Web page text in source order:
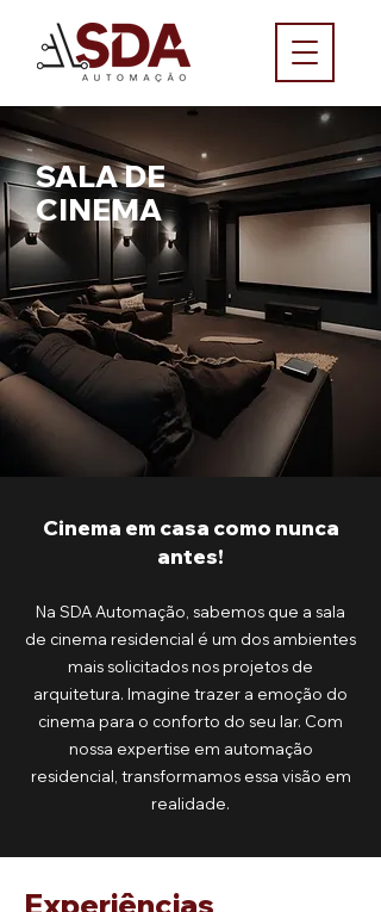
SALA DE
CINEMA
Cinema em casa como nunca
antes!
Na SDA Automação, sabemos que a sala
de cinema residencial é um dos ambientes
mais solicitados nos projetos de
arquitetura. Imagine trazer a emoção do
cinema para o conforto do seu lar. Com
nossa expertise em automação
residencial, transformamos essa visão em
realidade.
Experiências